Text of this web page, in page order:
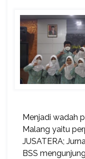
Menjadi wadah
Malang yaitu
JUSATERA;
BSS